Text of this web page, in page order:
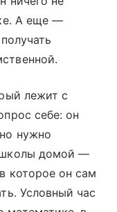
А еще —
лежит с
себе: он
нужно
школы домой —
которое он сам
Условный час